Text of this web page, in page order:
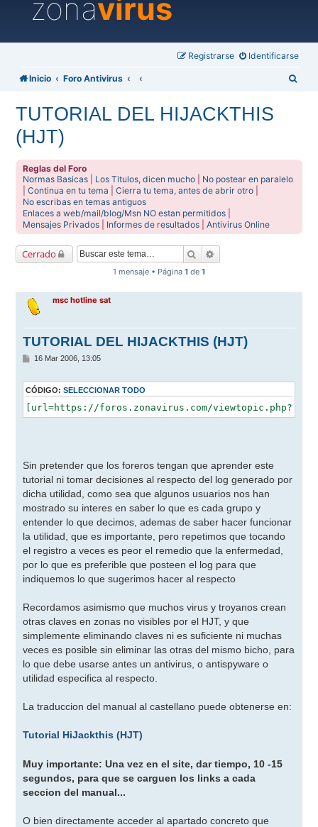
zonavirus
Identificarse
Registrarse
Inicio Foro Antivirus
TUTORIAL DEL HIJACKTHIS
(HJT)
Reglas del Foro
Normas Basicas
Los Titulos, dicen mucho
No postear en paralelo
|Continua en tu tema |Cierra tu tema, antes de abrir otro
No escribas en temas antiguos
Enlaces a web/mail/blog/Msn NO estan permitidos
Mensajes Privados
Informes de resultados |Antivirus Online
Cerrado Buscar
1 mensaje • Página 1 de 1
msc hotline sat
TUTORIAL DEL HIJACKTHIS (HJT)
M
s
a
e
16 Mar 2006, 13:05
CÓDIGO:SELECCIONAR TODO
Sin pretender que los foreros tengan que aprender este
tutorial ni tomar decisiones al respecto del log generado por
dicha utilidad, como sea que algunos usuarios nos han
mostrado su interes en saber lo que es cada grupo y
entender lo que decimos, ademas de saber hacer funcionar
la utilidad, que es importante, pero repetimos que tocando
el registro a veces es peor el remedio que la enfermedad,
por lo que es preferible que posteen el log para que
indiquemos lo que sugerimos hacer al respecto
Recordamos asimismo que muchos virus y troyanos crean
otras claves en zonas no visibles por el HJT, y que
simplemente eliminando claves ni es suficiente ni muchas
veces es posible sin eliminar las otras del mismo bicho, para
lo que debe usarse antes un antivirus, o antispyware o
utilidad especifica al respecto.
La traduccion del manual al castellano puede obtenerse en:
Tutorial HiJackthis (HJT)
Muy importante: Una vez en el site, dar tiempo, 10 -15
segundos, para que se carguen los links a cada
seccion del manual...
O bien directamente acceder al apartado concreto que